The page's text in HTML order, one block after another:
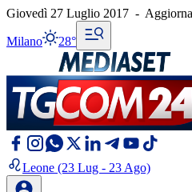
Giovedì 27 Luglio 2017 -
Milano 28°
Leone (23 Lug - 23 Ago)